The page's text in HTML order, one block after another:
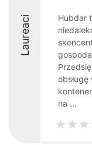
Laureaci
Hubdar
na ...